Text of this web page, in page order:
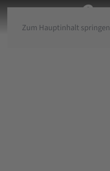
Zum Hauptinhalt springen